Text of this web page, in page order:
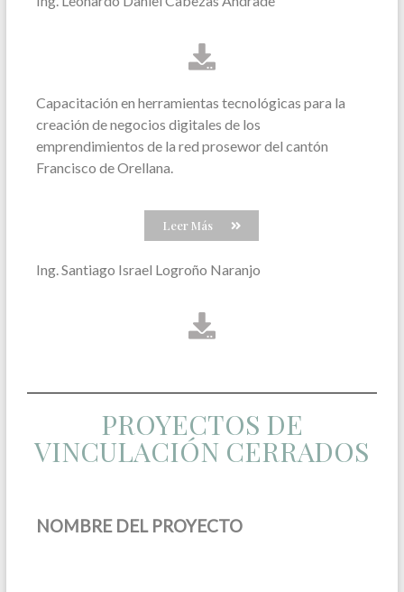
Capacitación en herramientas tecnológicas para la
creación de negocios digitales de los
emprendimientos de la red prosewor del cantón
Francisco de Orellana.
Leer Más
Ing. Santiago Israel Logroño Naranjo
PROYECTOS DE
VINCULACIÓN CERRADOS
NOMBRE DEL PROYECTO